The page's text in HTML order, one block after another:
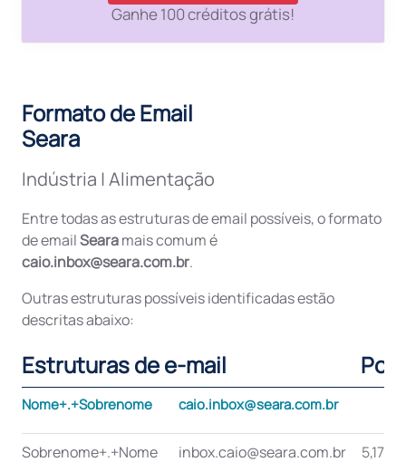
Ganhe 100 créditos grátis!
Formato de Email
Seara
Indústria |Alimentação
Entre todas as estruturas de email possíveis, o formato
de emailSearamais comum é
caio.inbox@seara.com.br.
Outras estruturas possíveis identificadas estão
descritas abaixo:
Estruturas de e-mail
Nome+.+Sobrenome caio.inbox@seara.com.br
Sobrenome+.+Nome inbox.caio@seara.com.br
5,17%